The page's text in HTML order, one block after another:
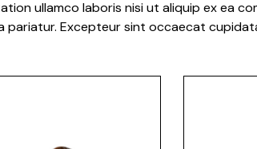
ullamco laboris nisi ut aliquip ex ea
pariatur. Excepteur sint occaecat